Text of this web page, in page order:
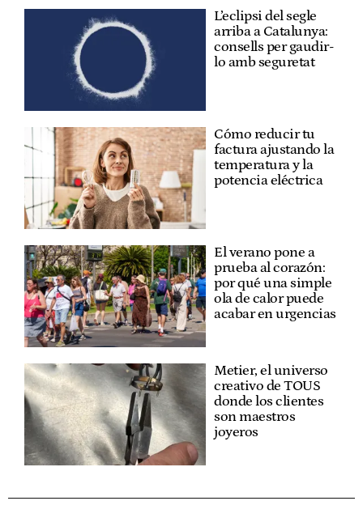
L’eclipsi del segle
arriba a Catalunya:
consells per gaudir-
lo amb seguretat
Cómo reducir tu
factura ajustando la
temperatura y la
potencia eléctrica
El verano pone a
prueba al corazón:
por qué una simple
ola de calor puede
acabar en urgencias
Metier, el universo
creativo de TOUS
donde los clientes
son maestros
joyeros